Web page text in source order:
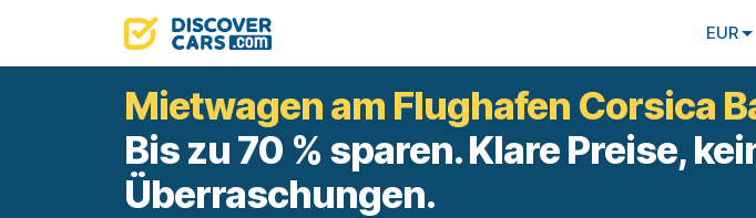
EUR
Mietwagen am Flughafen Corsica
Bis zu 70 % sparen. Klare Preise,
Überraschungen.